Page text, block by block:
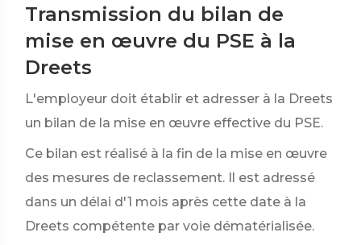
Transmission du bilan de
mise en œuvre du PSE à la
Dreets
L'employeur doit établir et adresser à la Dreets
un bilan de la mise en œuvre effective du PSE.
Ce bilan est réalisé à la fin de la mise en œuvre
des mesures de reclassement. Il est adressé
dans un délai d'1 mois après cette date à la
Dreets compétente par voie dématérialisée.